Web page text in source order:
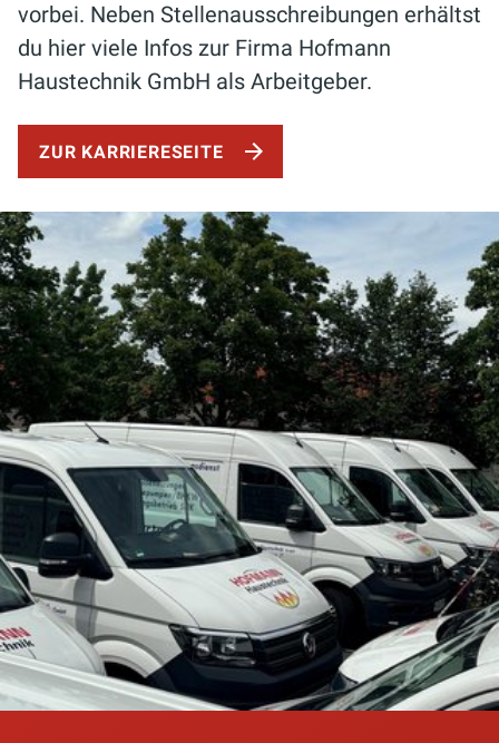
vorbei. Neben Stellenausschreibungen erhältst
du hier viele Infos zur Firma Hofmann
Haustechnik GmbH als Arbeitgeber.
ZUR KARRIERESEITE